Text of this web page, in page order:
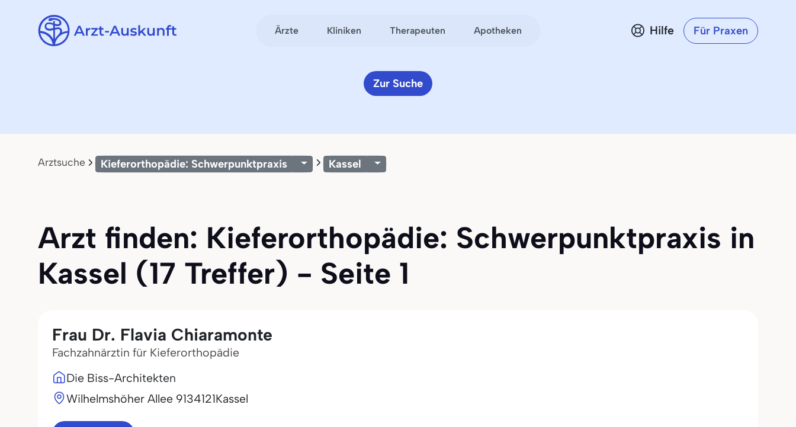
Ärzte Kliniken Therapeuten Apotheken Hilfe Für Praxen
Zur Suche
Arztsuche Kieferorthopädie: Schwerpunktpraxis Kassel
Arzt finden: Kieferorthopädie: Schwerpunktpraxis in
Kassel (17 Treffer) - Seite 1
Frau Dr. Flavia Chiaramonte
Fachzahnärztin für Kieferorthopädie
Die Biss-Architekten
Wilhelmshöher Allee 9134121Kassel